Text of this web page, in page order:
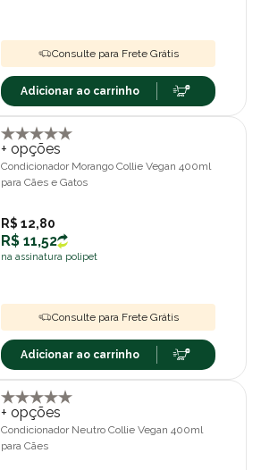
Consulte para Frete Grátis
Adicionar ao carrinho
+ opções
Condicionador Morango Collie Vegan 400ml
para Cães e Gatos
R$ 12,80
R$ 11,52
na assinatura polipet
Consulte para Frete Grátis
Adicionar ao carrinho
+ opções
Condicionador Neutro Collie Vegan 400ml
para Cães